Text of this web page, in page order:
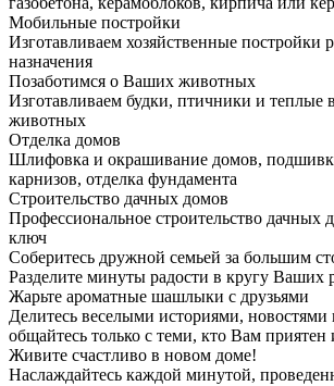
Мобильные постройки
Изготавливаем хозяйственные постройки
назначения
Позаботимся о Ваших животных
Изготавливаем будки, птичники и теплые
животных
Отделка домов
Шлифовка и окрашивание домов,
карнизов, отделка фундамента
Строительство дачных домов
Профессиональное строительство дачных
ключ
Соберитесь дружной семьей за большим
Разделите минуты радости в кругу Ваших
Жарьте ароматные шашлыки с друзьями
Делитесь веселыми историями, новостями
общайтесь только с теми, кто Вам приятен
Живите счастливо в новом доме!
Наслаждайтесь каждой минутой,